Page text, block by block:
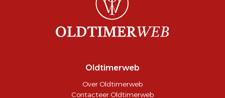
Oldtimerweb
Over Oldtimerweb
Contacteer Oldtimerweb